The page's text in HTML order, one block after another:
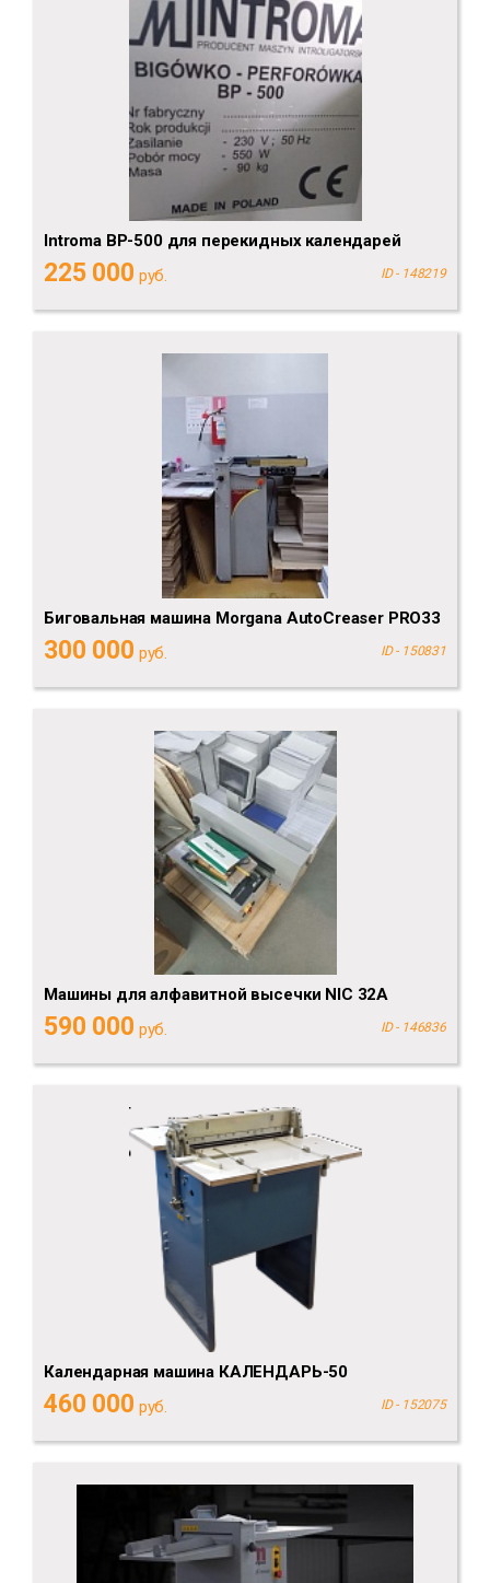
Introma BP-500 для перекидных календарей
225 000 руб. ID - 148219
Биговальная машина Morgana AutoCreaser PRO33
300 000 руб. ID - 150831
Машины для алфавитной высечки NIC 32A
590 000 руб. ID - 146836
Календарная машина КАЛЕНДАРЬ-50
460 000 руб. ID - 152075